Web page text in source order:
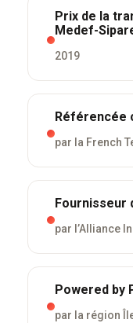
Prix de la
Medef-
2019
Référencée
par la French
Fournisseur
par l’Alliance
Powered by
par la région